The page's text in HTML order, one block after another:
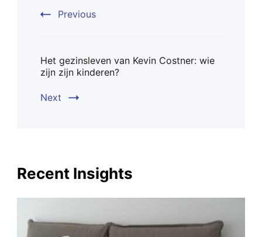
Previous
Het gezinsleven van Kevin Costner: wie
zijn zijn kinderen?
Next
Recent Insights